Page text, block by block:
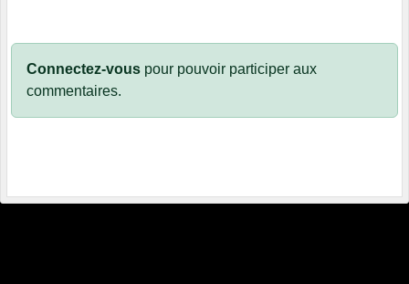
Connectez-vous pour pouvoir participer aux
commentaires.